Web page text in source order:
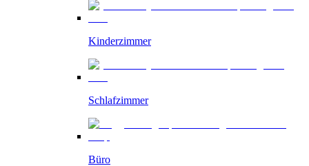
Kinderzimmer
Schlafzimmer
Büro